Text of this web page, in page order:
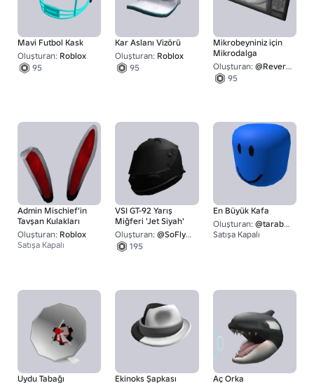
Mavi Futbol Kask
Oluşturan: Roblox
95
Kar Aslanı Vizörü
Oluşturan: Roblox
95
Mikrobeyniniz için
Mikrodalga
Oluşturan: @Reverse_Polarity
95
Admin Mischief'in
Tavşan Kulakları
Oluşturan: Roblox
Satışa Kapalı
VSI GT-92 Yarış
Miğferi 'Jet Siyah'
Oluşturan: @SoFlyyDinero
195
En Büyük Kafa
Oluşturan: @tarabyte
Satışa Kapalı
Uydu Tabağı
Ekinoks Şapkası
Aç Orka